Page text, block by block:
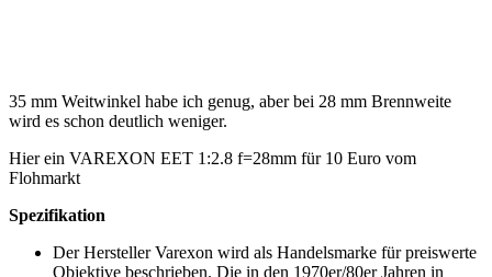
35 mm Weitwinkel habe ich genug, aber bei 28 mm Brennweite
wird es schon deutlich weniger.
Hier ein VAREXON EET 1:2.8 f=28mm für 10 Euro vom
Flohmarkt
Spezifikation
Der Hersteller Varexon wird als Handelsmarke für preiswerte
Objektive beschrieben. Die in den 1970er/80er Jahren in